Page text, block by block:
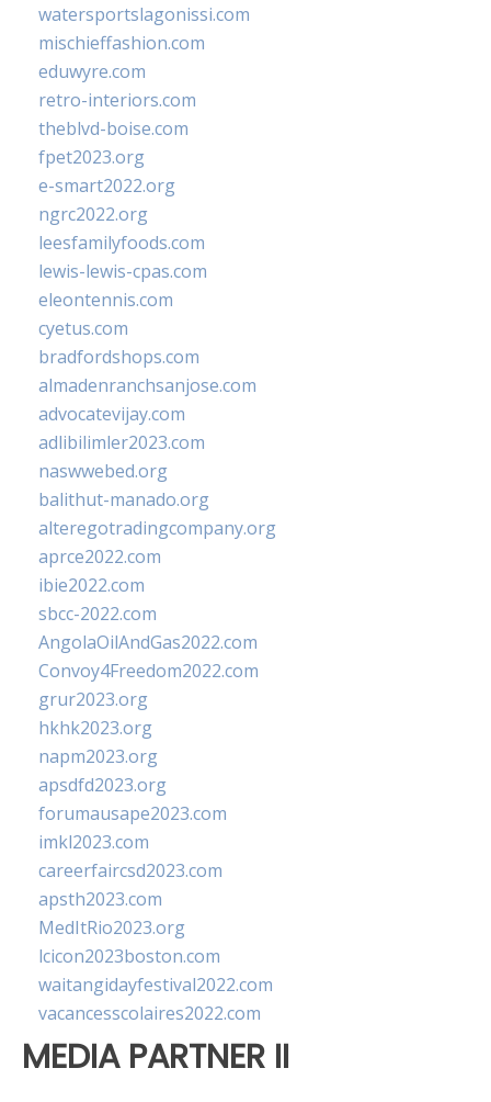
watersportslagonissi.com
mischieffashion.com
eduwyre.com
retro-interiors.com
theblvd-boise.com
fpet2023.org
e-smart2022.org
ngrc2022.org
leesfamilyfoods.com
lewis-lewis-cpas.com
eleontennis.com
cyetus.com
bradfordshops.com
almadenranchsanjose.com
advocatevijay.com
adlibilimler2023.com
naswwebed.org
balithut-manado.org
alteregotradingcompany.org
aprce2022.com
ibie2022.com
sbcc-2022.com
AngolaOilAndGas2022.com
Convoy4Freedom2022.com
grur2023.org
hkhk2023.org
napm2023.org
apsdfd2023.org
forumausape2023.com
imkl2023.com
careerfaircsd2023.com
apsth2023.com
MedItRio2023.org
lcicon2023boston.com
waitangidayfestival2022.com
vacancesscolaires2022.com
MEDIA PARTNER II